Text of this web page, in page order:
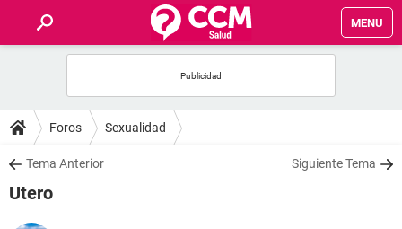
MENU
FOROS
SALUD
Foros Sexualidad
Tema Anterior Siguiente Tema
Utero